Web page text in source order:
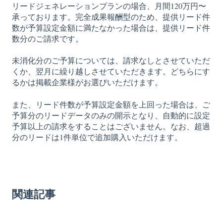
リードジェネレーションプランの場合、月間120万円〜
承っております。完全成果報酬型のため、提供リード件
数が予算設定金額に満たなかった場合は、提供リード件
数分のご請求です。
未消化分のご予算については、請求なしとさせていただ
くか、翌月に繰り越しさせていただきます。どちらにす
るかは掲載企業様がお選びいただけます。
また、リード件数が予算設定金額を上回った場合は、ご
予算分のリードデータのみの開示となり、自動的に設定
予算以上の請求をすることはございません。なお、超過
分のリードは1件単位で追加購入いただけます。
関連記事